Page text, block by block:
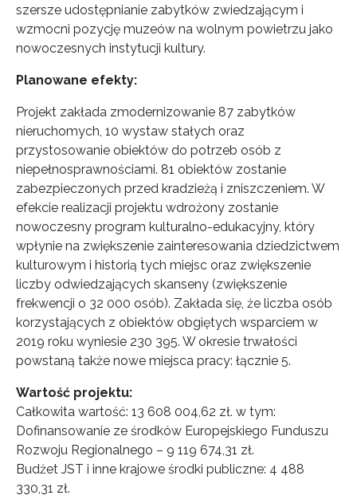
szersze udostępnianie zabytków zwiedzającym i
wzmocni pozycję muzeów na wolnym powietrzu jako
nowoczesnych instytucji kultury.
Planowane efekty:
Projekt zakłada zmodernizowanie 87 zabytków
nieruchomych, 10 wystaw stałych oraz
przystosowanie obiektów do potrzeb osób z
niepełnosprawnościami. 81 obiektów zostanie
zabezpieczonych przed kradzieżą i zniszczeniem. W
efekcie realizacji projektu wdrożony zostanie
nowoczesny program kulturalno-edukacyjny, który
wpłynie na zwiększenie zainteresowania dziedzictwem
kulturowym i historią tych miejsc oraz zwiększenie
liczby odwiedzających skanseny (zwiększenie
frekwencji o 32 000 osób). Zakłada się, że liczba osób
korzystających z obiektów obgiętych wsparciem w
2019 roku wyniesie 230 395. W okresie trwałości
powstaną także nowe miejsca pracy: łącznie 5.
Wartość projektu:
Całkowita wartość: 13 608 004,62 zł. w tym:
Dofinansowanie ze środków Europejskiego Funduszu
Rozwoju Regionalnego – 9 119 674,31 zł.
Budżet JST i inne krajowe środki publiczne: 4 488
330,31 zł.